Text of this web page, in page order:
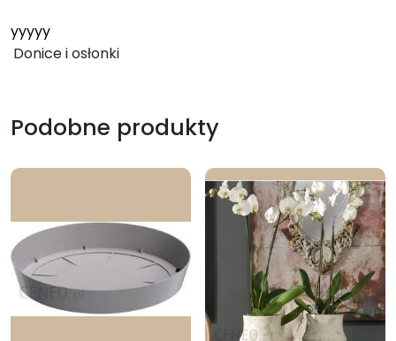
yyyyy
Donice i osłonki
Podobne produkty